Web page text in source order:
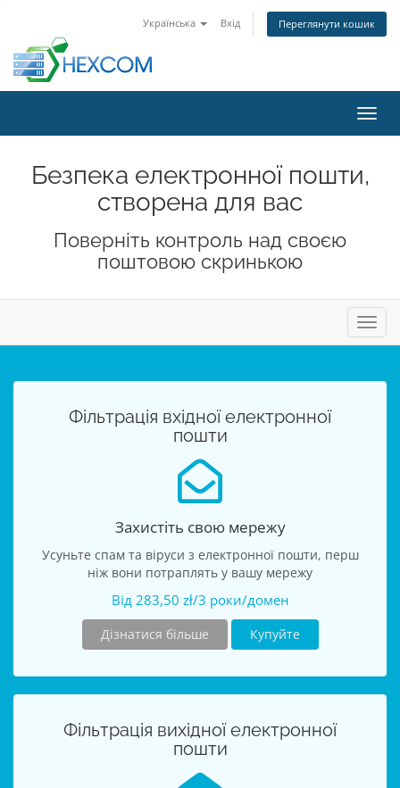
Українська Вхід Переглянути кошик
Безпека електронної пошти,
створена для вас
Поверніть контроль над своєю
поштовою скринькою
Фільтрація вхідної електронної
пошти
Захистіть свою мережу
Усуньте спам та віруси з електронної пошти, перш
ніж вони потраплять у вашу мережу
Від 283,50 zł/3 роки/домен
Дізнатися більше Купуйте
Фільтрація вихідної електронної
пошти